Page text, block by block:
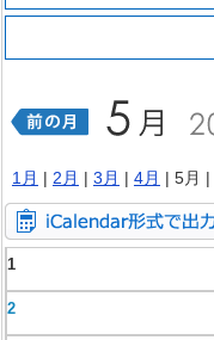
1月 | 2月 | 3月 | 4月 | 5月 |
1
2